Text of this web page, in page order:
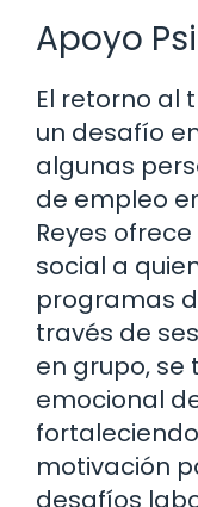
Apoyo
El retorno al
un desafío
algunas
de empleo
Reyes
social a
programas
través de
en grupo,
emocional
motivación
desafíos